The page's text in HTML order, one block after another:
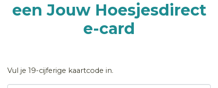
een Jouw Hoesjesdirect
e-card
Vul je 19-cijferige kaartcode in.